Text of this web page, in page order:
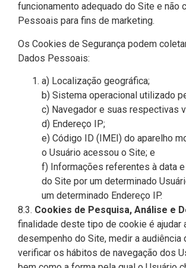
funcionamento adequado do Site e não
Pessoais para fins de marketing.
Os Cookies de Segurança podem
Dados Pessoais:
a) Localização geográfica;
b) Sistema operacional utilizado
c) Navegador e suas respectivas
d) Endereço IP;
e) Código ID (IMEI) do aparelho
o Usuário acessou o Site; e
f) Informações referentes à data
do Site por um determinado
um determinado Endereço IP.
8.3. Cookies de Pesquisa, Análise e
finalidade deste tipo de cookie é ajudar
desempenho do Site, medir a audiência
verificar os hábitos de navegação dos